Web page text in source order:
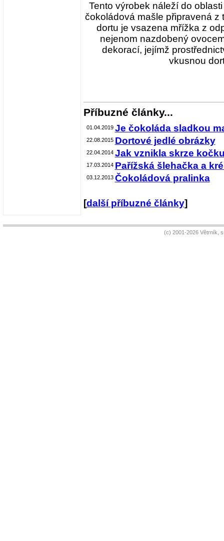
Tento výrobek náleží do
čokoládová mašle připravená
dortu je vsazena mřížka z
nejenom nazdobený
dekorací, jejímž
vkusnou
Příbuzné články...
01.04.2019 Je čokoláda sladkou
22.08.2015 Dortové jedlé obrázky
22.04.2014 Jak vznikla skrze
17.03.2014 Pařížská šlehačka a
03.12.2013 Čokoládová pralinka
[další příbuzné články]
(c) 2001-2026 Větrník,